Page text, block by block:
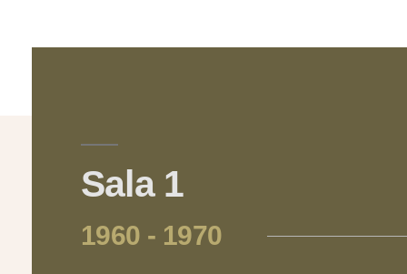
Sala 1
1960 - 1970